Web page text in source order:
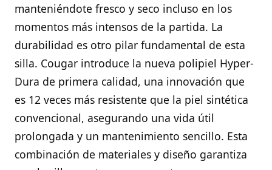
manteniéndote fresco y seco incluso en los
momentos más intensos de la partida. La
durabilidad es otro pilar fundamental de esta
silla. Cougar introduce la nueva polipiel Hyper-
Dura de primera calidad, una innovación que
es 12 veces más resistente que la piel sintética
convencional, asegurando una vida útil
prolongada y un mantenimiento sencillo. Esta
combinación de materiales y diseño garantiza